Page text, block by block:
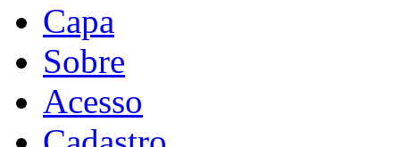
Capa
Sobre
Acesso